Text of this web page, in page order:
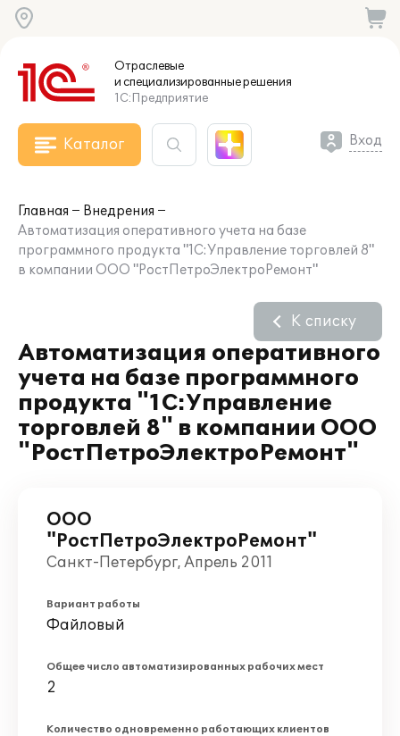
Отраслевые
и специализированныерешения
1С:Предприятие
Каталог Вход
Главная
Внедрения
Автоматизация оперативного учета на базе
программного продукта "1С:Управление торговлей 8"
в компании ООО "РостПетроЭлектроРемонт"
Автоматизация оперативного
учета на базе программного
продукта "1С:Управление
торговлей 8" в компании ООО
"РостПетроЭлектроРемонт"
К списку
ООО
"РостПетроЭлектроРемонт"
Санкт-Петербург, Апрель 2011
Вариант работы
Файловый
Общее число автоматизированных рабочих мест
2
Количество одновременно работающих клиентов